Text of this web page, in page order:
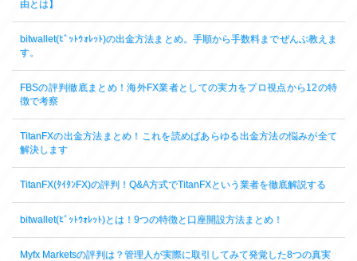
由とは】
bitwallet(ﾋﾞｯﾄｳｫﾚｯﾄ)の出金方法まとめ。手順から手数料までぜんぶ教えま
す。
FBSの評判徹底まとめ！海外FX業者としての実力をプロ視点から12の特
徴で考察
TitanFXの出金方法まとめ！これを読めばあらゆる出金方法の悩みが全て
解決します
TitanFX(ﾀｲﾀﾝFX)の評判！Q&A方式でTitanFXという業者を徹底解説する
bitwallet(ﾋﾞｯﾄｳｫﾚｯﾄ)とは！9つの特徴と口座開設方法まとめ！
Myfx Marketsの評判は？管理人が実際に取引してみて発覚した8つの真実